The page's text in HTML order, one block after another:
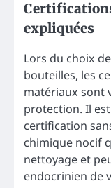
expliquées
Lors du choix
bouteilles, les
matériaux sont
protection. Il
certification
chimique nocif
nettoyage et
endocrinien de